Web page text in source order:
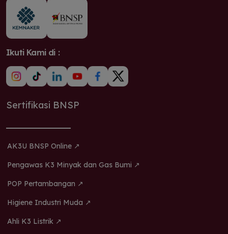
Ikuti Kami di :
Sertifikasi BNSP
AK3U BNSP Online ↗
Pengawas K3 Minyak dan Gas Bumi ↗
POP Pertambangan ↗
Higiene Industri Muda ↗
Ahli K3 Listrik ↗